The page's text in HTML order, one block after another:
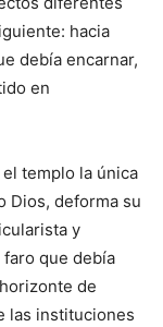
hacia
debía encarnar,
en
templo la única
Dios, deforma su
y
que debía
de
las instituciones